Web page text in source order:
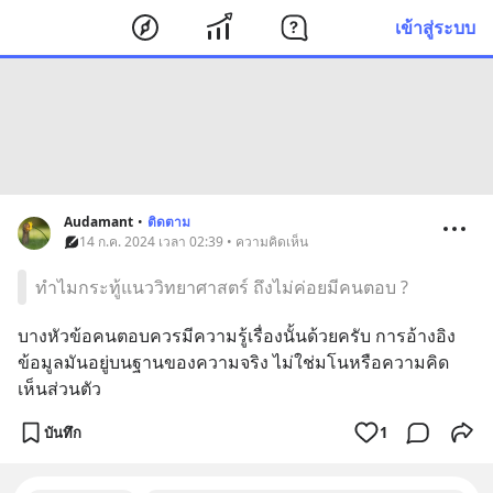
เข้าสู่ระบบ
Audamant • ติดตาม
14 ก.ค. 2024 เวลา 02:39 • ความคิดเห็น
ทำไมกระทู้แนววิทยาศาสตร์ ถึงไม่ค่อยมีคนตอบ ?
บางหัวข้อคนตอบควรมีความรู้เรื่องนั้นด้วยครับ การอ้างอิง
ข้อมูลมันอยู่บนฐานของความจริง ไม่ใช่มโนหรือความคิด
เห็นส่วนตัว
บันทึก 1